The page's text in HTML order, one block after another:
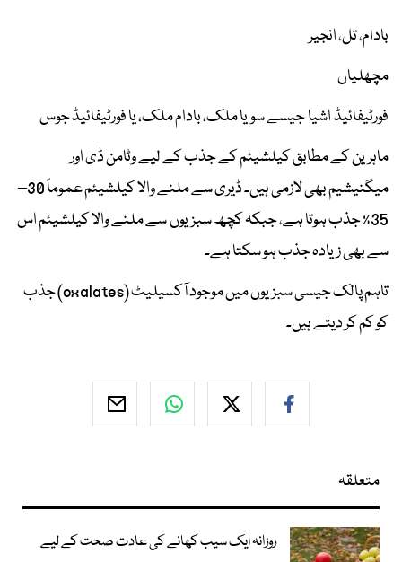
بادام، تل، انجیر
مچھلیاں
فورٹیفائیڈ اشیا جیسے سویا ملک، بادام ملک، یا فورٹیفائیڈ جوس
ماہرین کے مطابق کیلشیئم کے جذب کے لیے وٹامن ڈی اور
میگنیشیم بھی لازمی ہیں۔ ڈیری سے ملنے والا کیلشیئم عموماً 30–
35٪ جذب ہوتا ہے، جبکہ کچھ سبزیوں سے ملنے والا کیلشیئم اس
سے بھی زیادہ جذب ہو سکتا ہے۔
تاہم پالک جیسی سبزیوں میں موجود آکسیلیٹ (oxalates) جذب
کو کم کر دیتے ہیں۔
متعلقہ
روزانہ ایک سیب کھانے کی عادت صحت کے لیے